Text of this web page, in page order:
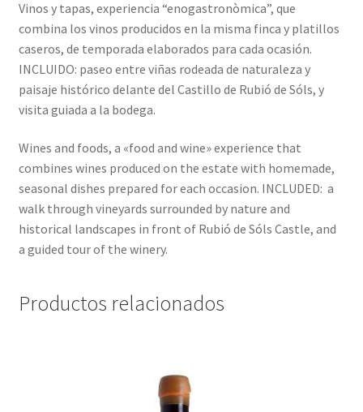
Vinos y tapas, experiencia “enogastronòmica”, que
combina los vinos producidos en la misma finca y platillos
caseros, de temporada elaborados para cada ocasión.
INCLUIDO: paseo entre viñas rodeada de naturaleza y
paisaje histórico delante del Castillo de Rubió de Sóls, y
visita guiada a la bodega.
Wines and foods, a «food and wine» experience that
combines wines produced on the estate with homemade,
seasonal dishes prepared for each occasion. INCLUDED: a
walk through vineyards surrounded by nature and
historical landscapes in front of Rubió de Sóls Castle, and
a guided tour of the winery.
Productos relacionados